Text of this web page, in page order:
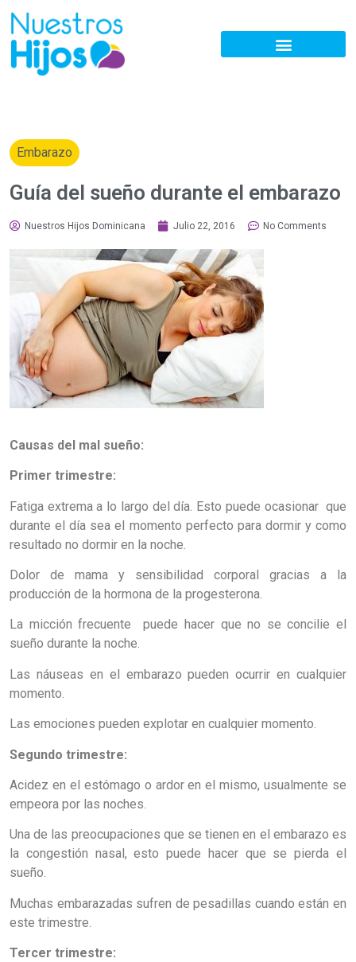
Embarazo
Guía del sueño durante el embarazo
Nuestros Hijos Dominicana Julio 22, 2016 No Comments
Causas del mal sueño:
Primer trimestre:
Fatiga extrema a lo largo del día. Esto puede ocasionar que
durante el día sea el momento perfecto para dormir y como
resultado no dormir en la noche.
Dolor de mama y sensibilidad corporal gracias a la
producción de la hormona de la progesterona.
La micción frecuente puede hacer que no se concilie el
sueño durante la noche.
Las náuseas en el embarazo pueden ocurrir en cualquier
momento.
Las emociones pueden explotar en cualquier momento.
Segundo trimestre:
Acidez en el estómago o ardor en el mismo, usualmente se
empeora por las noches.
Una de las preocupaciones que se tienen en el embarazo es
la congestión nasal, esto puede hacer que se pierda el
sueño.
Muchas embarazadas sufren de pesadillas cuando están en
este trimestre.
Tercer trimestre: